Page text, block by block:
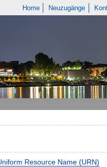
Home Neuzugänge
Resource Name (URN)